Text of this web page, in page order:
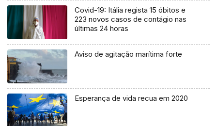
Covid-19: Itália regista 15 óbitos e
223 novos casos de contágio nas
últimas 24 horas
Aviso de agitação marítima forte
Esperança de vida recua em 2020